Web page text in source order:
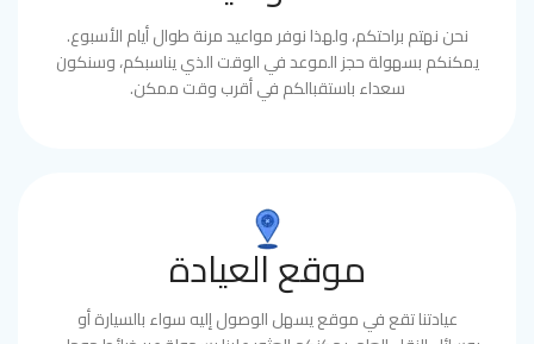
نحن نهتم براحتكم، ولهذا نوفر مواعيد مرنة طوال أيام الأسبوع.
يمكنكم بسهولة حجز الموعد في الوقت الذي يناسبكم، وسنكون
سعداء باستقبالكم في أقرب وقت ممكن.
موقع العيادة
عيادتنا تقع في موقع يسهل الوصول إليه سواء بالسيارة أو